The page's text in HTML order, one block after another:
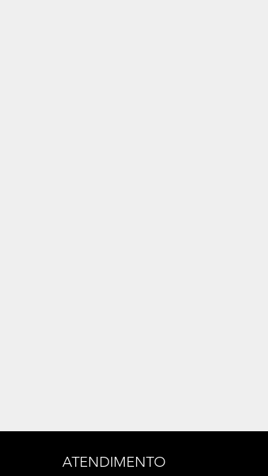
ATENDIMENTO